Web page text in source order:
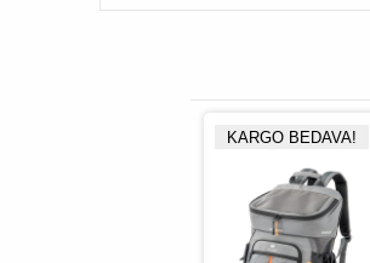
KARGO BEDAVA!